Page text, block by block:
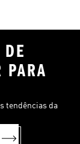
PARA
tendências da